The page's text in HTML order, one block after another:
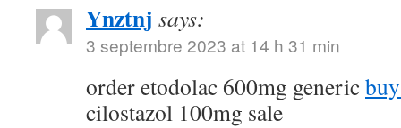
Ynztnj says:
3 septembre 2023 at 14 h 31 min
order etodolac 600mg generic
cilostazol 100mg sale